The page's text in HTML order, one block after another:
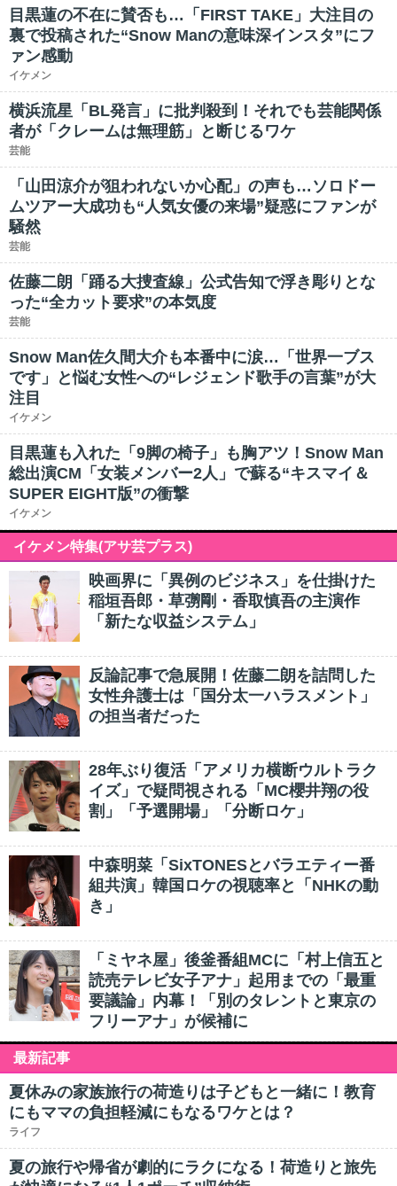
目黒蓮の不在に賛否も…「FIRST TAKE」大注目の
裏で投稿された“Snow Manの意味深インスタ”にフ
ァン感動
イケメン
横浜流星「BL発言」に批判殺到！それでも芸能関係
者が「クレームは無理筋」と断じるワケ
芸能
「山田涼介が狙われないか心配」の声も…ソロドー
ムツアー大成功も“人気女優の来場”疑惑にファンが
騒然
芸能
佐藤二朗「踊る大捜査線」公式告知で浮き彫りとな
った“全カット要求”の本気度
芸能
Snow Man佐久間大介も本番中に涙…「世界一ブス
です」と悩む女性への“レジェンド歌手の言葉”が大
注目
イケメン
目黒蓮も入れた「9脚の椅子」も胸アツ！Snow Man
総出演CM「女装メンバー2人」で蘇る“キスマイ＆
SUPER EIGHT版”の衝撃
イケメン
イケメン特集(アサ芸プラス)
映画界に「異例のビジネス」を仕掛けた
稲垣吾郎・草彅剛・香取慎吾の主演作
「新たな収益システム」
反論記事で急展開！佐藤二朗を詰問した
女性弁護士は「国分太一ハラスメント」
の担当者だった
28年ぶり復活「アメリカ横断ウルトラク
イズ」で疑問視される「MC櫻井翔の役
割」「予選開場」「分断ロケ」
中森明菜「SixTONESとバラエティー番
組共演」韓国ロケの視聴率と「NHKの動
き」
「ミヤネ屋」後釜番組MCに「村上信五と
読売テレビ女子アナ」起用までの「最重
要議論」内幕！「別のタレントと東京の
フリーアナ」が候補に
最新記事
夏休みの家族旅行の荷造りは子どもと一緒に！教育
にもママの負担軽減にもなるワケとは？
ライフ
夏の旅行や帰省が劇的にラクになる！荷造りと旅先